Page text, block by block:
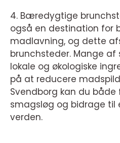
4. Bæredygtige
også en destination for
madlavning, og dette
brunchsteder. Mange af
lokale og økologiske
på at reducere
Svendborg kan du
smagsløg og bidrage
verden.